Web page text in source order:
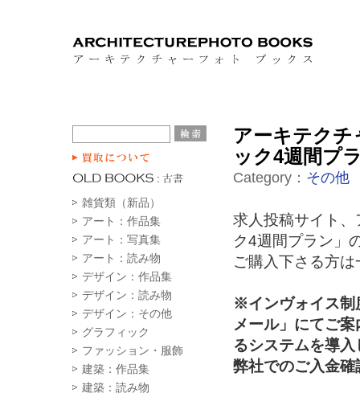
雑貨類（新品）
アート：作品集
アート：写真集
アート：読み物
デザイン：作品集
デザイン：読み物
デザイン：その他
グラフィック
ファッション・服飾
建築：作品集
建築：読み物
アーキテクチ
ック4週間プ
Category： その他
求人投稿サイト、
ク4週間プラン」
ご購入下さる方は
※インヴォイス制
メール」にてご
るシステムを導
弊社でのご入金